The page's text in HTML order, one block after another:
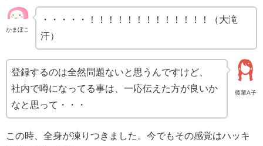
かまぼこ
・・・・・！！！！！！！！！！！！！（大滝
汗）
後輩A子
登録するのは全然問題ないと思うんですけど、
社内で噂になってる事は、一応伝えた方が良いか
なと思って・・・
この時、全身が凍りつきました。今でもその感覚はハッキ